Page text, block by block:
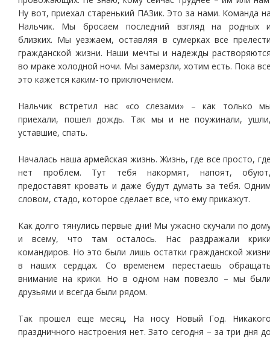
Ну вот, приехал старенький ПАЗик. Это за нами. Команда
Нальчик. Мы бросаем последний взгляд на родных
близких. Мы уезжаем, оставляя в сумерках все
гражданской жизни. Наши мечты и надежды
во мраке холодной ночи. Мы замерзли, хотим есть. Пока
это кажется каким-то приключением.
Нальчик встретил нас «со слезами» – как только
приехали, пошел дождь. Так мы и не поужинали,
уставшие, спать.
Началась наша армейская жизнь. Жизнь, где все просто,
нет проблем. Тут тебя накормят, напоят,
предоставят кровать и даже будут думать за тебя.
словом, стадо, которое сделает все, что ему прикажут.
Как долго тянулись первые дни! Мы ужасно скучали по
и всему, что там осталось. Нас раздражали
командиров. Но это были лишь остатки гражданской
в наших сердцах. Со временем перестаешь
внимание на крики. Но в одном нам повезло – мы
друзьями и всегда были рядом.
Так прошел еще месяц. На носу Новый Год.
праздничного настроения нет. Зато сегодня – за три дня